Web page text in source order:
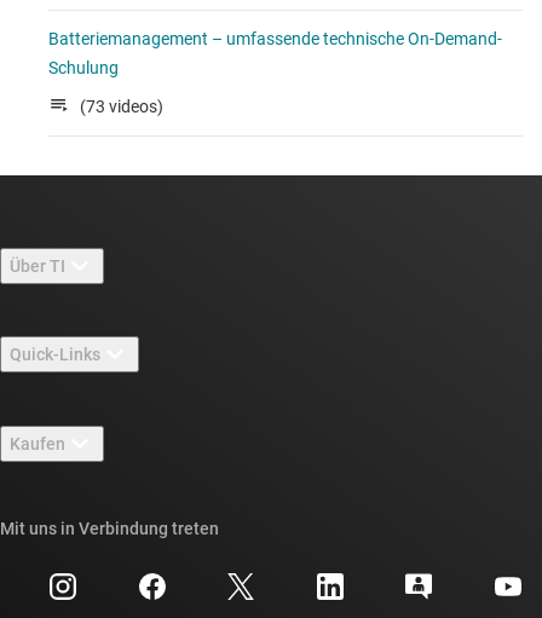
Batteriemanagement – umfassende technische On-Demand-
Schulung
(73 videos)
Über TI
Stellenangebote
Newsroom
Veranstaltungen
Investorenbeziehungen
Quick-Links
TI E2E™-Design-Support-Foren
Querverweis-Suche
Kundensupportzentrum
Kaufen
Mit uns in Verbindung treten